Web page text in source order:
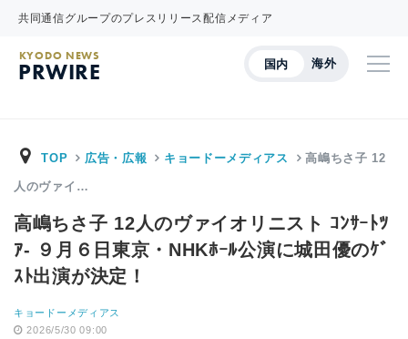
共同通信グループのプレスリリース配信メディア
国内 海外
KYODO NEWS
PRWIRE
TOP 広告・広報 キョードーメディアス 高嶋ちさ子 12
人のヴァイ…
高嶋ちさ子 12人のヴァイオリニスト ｺﾝｻｰﾄﾂ
ｱ- ９月６日東京・NHKﾎｰﾙ公演に城田優のｹﾞ
ｽﾄ出演が決定！
キョードーメディアス
2026/5/30 09:00